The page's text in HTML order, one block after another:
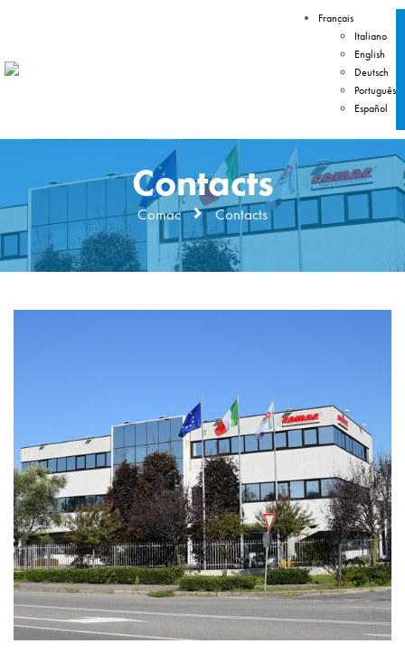
Français
Italiano
English
Deutsch
Português
Español
Contacts
Comac Contacts